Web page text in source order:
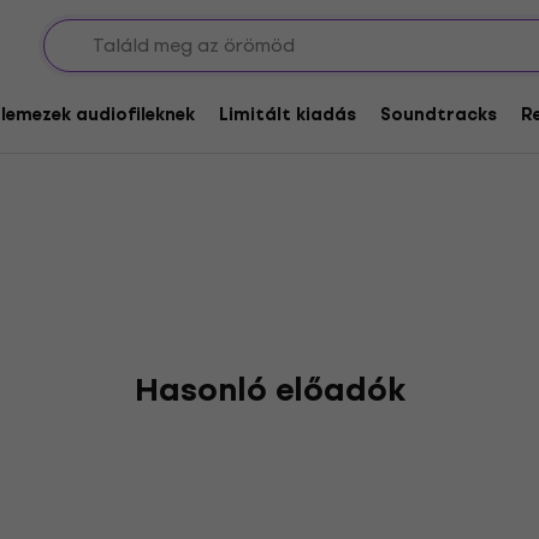
audiofileknek Limitált kiadás Soundtracks
Swords
Hasonló előadók